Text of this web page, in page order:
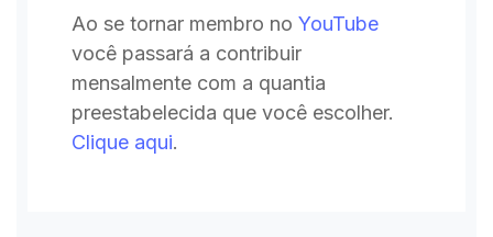
Ao se tornar membro no YouTube
você passará a contribuir
mensalmente com a quantia
preestabelecida que você escolher.
Clique aqui.